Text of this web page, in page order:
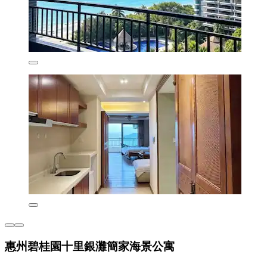
惠州碧桂園十里銀灘簡家海景公寓